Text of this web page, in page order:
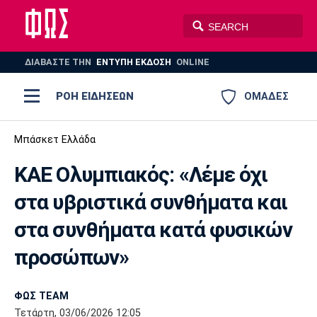
ΔΙΑΒΑΣΤΕ THN ΕΝΤΥΠΗ ΕΚΔΟΣΗ ONLINE
ΟΜΑΔΕΣ
ΡΟΗ ΕΙΔΗΣΕΩΝ
ΠΟΔΟΣΦΑΙΡΟ
ΣΠΟΡ
AUTO-MOTO PLUS
Ποδόσφαιρο
Super League 1
Super League 2
Γ Εθνική
Μπάσκετ
Ελλάδα
Ολυμπιακοί Αγώνες
Ολυμπιακός ΑΕΚ ΠΑΟΚ
Μπάσκετ Ελλάδα
ΚΑΕ Ολυμπιακός: «Λέμε όχι
στα υβριστικά συνθήματα και
στα συνθήματα κατά φυσικών
προσώπων»
ΦΩΣ TEAM
Τετάρτη, 03/06/2026 12:05